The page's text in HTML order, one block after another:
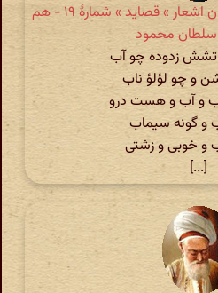
مسعود سعد سلمان » دیوان اشعار » قصاید » شمارهٔ ۱۹ - هم
محمود
زدوده چو آب
و چو لؤلؤ ناب
و آب و هست درو
گونه سیماب
و خوبی و زشتی
[...]